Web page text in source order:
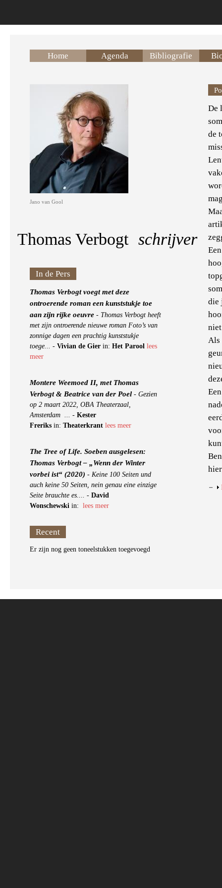
Home Agenda Bibliografie
Jano van Gool
Thomas Verbogt schrijver
In de Pers
Thomas Verbogt voegt met deze
ontroerende roman een kunststukje toe
aan zijn rijke oeuvre - Thomas Verbogt heeft
met zijn ontroerende nieuwe roman Foto’s van
zonnige dagen een prachtig kunststukje
toege... - Vivian de Gier in: Het Parool lees
meer
Montere Weemoed II, met Thomas
Verbogt & Beatrice van der Poel - Gezien
op 2 maart 2022, OBA Theaterzaal,
Amsterdam ... - Kester
Freriks in: Theaterkrant lees meer
The Tree of Life. Soeben ausgelesen:
Thomas Verbogt – „Wenn der Winter
vorbei ist“ (2020) - Keine 100 Seiten und
auch keine 50 Seiten, nein genau eine einzige
Seite brauchte es.... - David
Wonschewski in: lees meer
Recent
Er zijn nog geen toneelstukken toegevoegd
De
de
die
Als